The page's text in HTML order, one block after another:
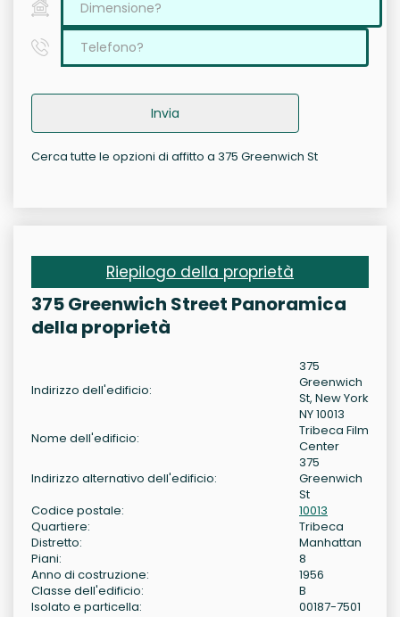
Invia
Cerca tutte le opzioni di affitto a 375 Greenwich St
Riepilogo della proprietà
375 Greenwich Street Panoramica
della proprietà
Indirizzo dell'edificio:
375
Greenwich
St, New York
NY 10013
Nome dell'edificio:
Tribeca Film
Center
Indirizzo alternativo dell'edificio:
375
Greenwich
St
Codice postale:
10013
Quartiere:
Tribeca
Distretto:
Manhattan
Piani:
8
Anno di costruzione:
1956
Classe dell'edificio:
B
Isolato e particella:
00187-7501